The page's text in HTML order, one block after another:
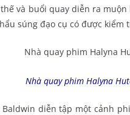
và buổi quay diễn ra
súng đạo cụ có được
Nhà quay phim Halyna
diễn tập một cảnh